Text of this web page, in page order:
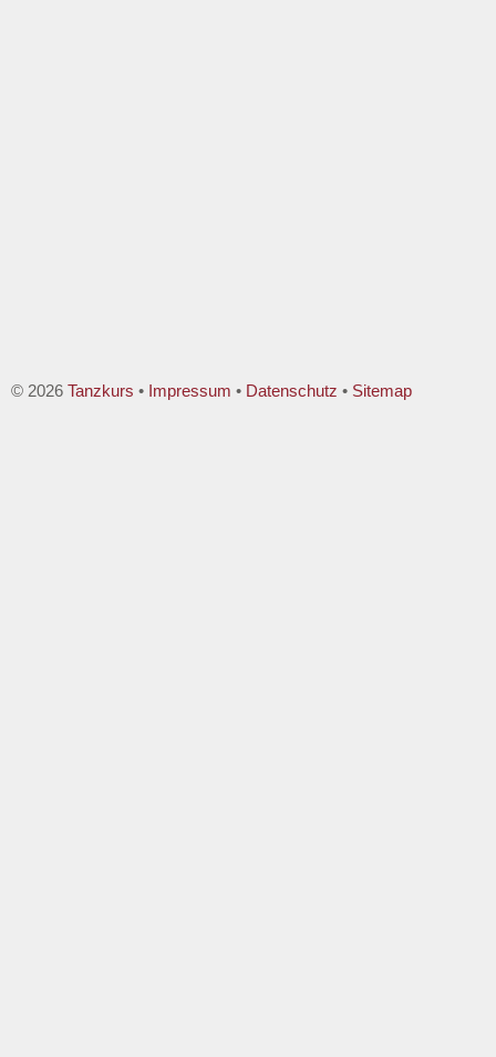
© 2026 Tanzkurs • Impressum • Datenschutz • Sitemap